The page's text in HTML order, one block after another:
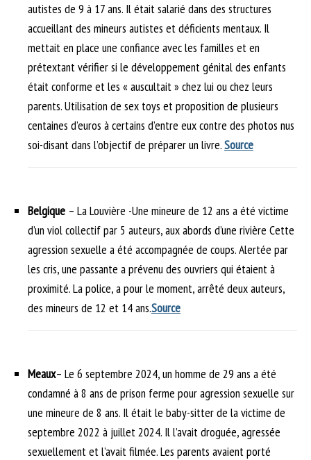
autistes de 9 à 17 ans. Il était salarié dans des structures
accueillant des mineurs autistes et déficients mentaux. Il
mettait en place une confiance avec les familles et en
prétextant vérifier si le développement génital des enfants
était conforme et les « auscultait » chez lui ou chez leurs
parents. Utilisation de sex toys et proposition de plusieurs
centaines d’euros à certains d’entre eux contre des photos nus
soi-disant dans l’objectif de préparer un livre.Source
Belgique – La Louvière -Une mineure de 12 ans a été victime
d’un viol collectif par 5 auteurs, aux abords d’une rivière Cette
agression sexuelle a été accompagnée de coups. Alertée par
les cris, une passante a prévenu des ouvriers qui étaient à
proximité. La police, a pour le moment, arrêté deux auteurs,
des mineurs de 12 et 14 ans.Source
Meaux– Le 6 septembre 2024, un homme de 29 ans a été
condamné à 8 ans de prison ferme pour agression sexuelle sur
une mineure de 8 ans. Il était le baby-sitter de la victime de
septembre 2022 à juillet 2024. Il l’avait droguée, agressée
sexuellement et l’avait filmée. Les parents avaient porté